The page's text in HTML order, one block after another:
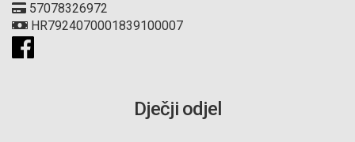
57078326972
HR7924070001839100007
Dječji odjel